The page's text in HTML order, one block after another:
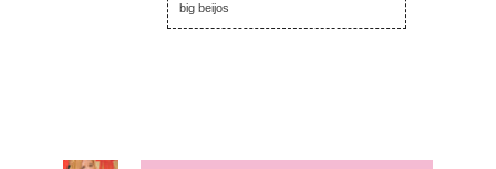
big beijos